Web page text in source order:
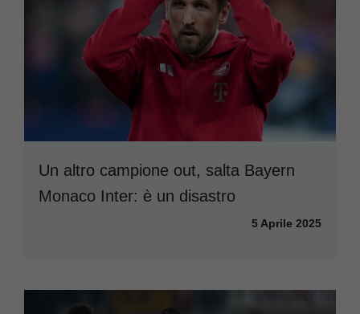
Un altro campione out, salta Bayern
Monaco Inter: è un disastro
5 Aprile 2025